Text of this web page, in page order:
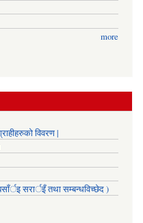
more
विवरण |
सरार्इँ तथा सम्बन्धविच्छेद )